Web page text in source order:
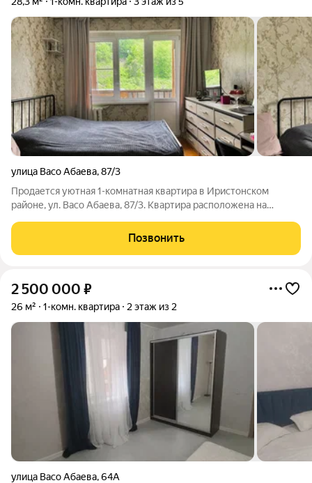
улица Васо Абаева,87/3
Продается уютная 1-комнатная квартира в Иристонском
районе, ул. Васо Абаева, 87/3. Квартира расположена на
В квартире аккуратный косметический ремонт можно сразу
заехать и жить. Есть балкон.
Позвонить
2 500 000 ₽
26 м² 1-комн. квартира 2 этаж из 2
улица Васо Абаева,64А